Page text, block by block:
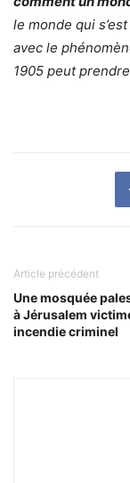
le monde qui
avec le
1905 peut
Article précédent
Une mosquée
à Jérusalem
incendie criminel